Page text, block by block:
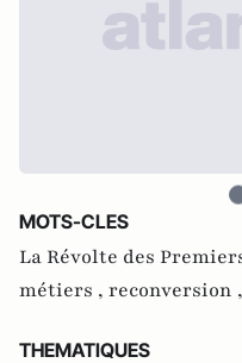
MOTS-CLES
La Révolte des
métiers , reconversion ,
THEMATIQUES